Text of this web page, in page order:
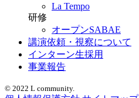
La Tempo
研修
オープンSABAE
講演依頼・視察について
インターン生採用
事業報告
© 2022 L community.